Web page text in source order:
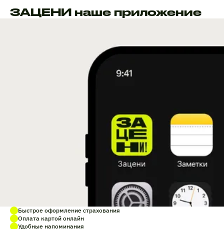
ЗАЦЕНИ наше приложение
Быстрое оформление страхования
Оплата картой онлайн
Удобные напоминания